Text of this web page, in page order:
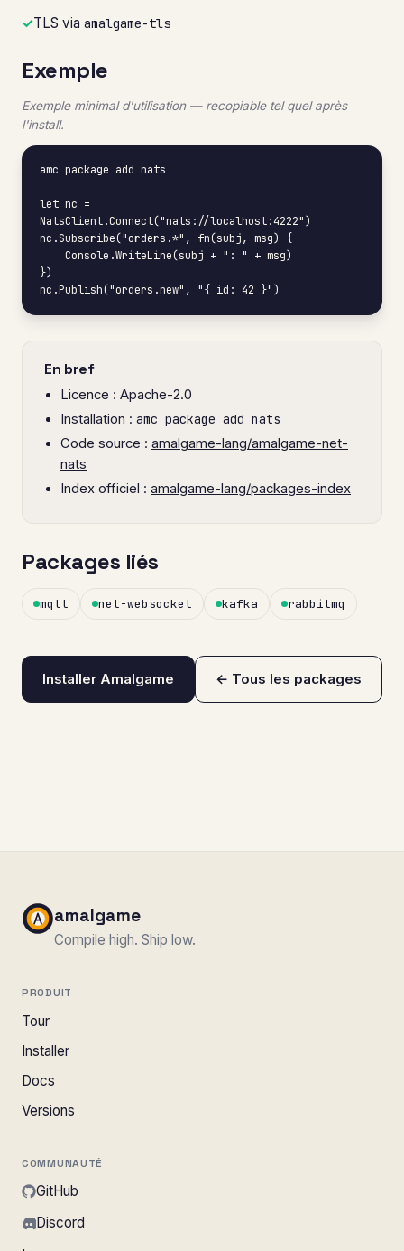
✓TLS via amalgame-tls
Exemple
Exemple minimal d'utilisation — recopiable tel quel après
l'install.
amc package add nats
let nc =
NatsClient.Connect("nats://localhost:4222")
nc.Subscribe("orders.*", fn(subj, msg) {
})
nc.Publish("orders.new", "{ id: 42 }")
En bref
Licence : Apache-2.0
Installation : amc package add nats
Code source : amalgame-lang/amalgame-net-
nats
Index officiel : amalgame-lang/packages-index
Packages liés
mqtt net-websocket kafka rabbitmq
Installer Amalgame ← Tous les packages
amalgame
Compile high. Ship low.
PRODUIT
Tour
Installer
Docs
Versions
COMMUNAUTÉ
GitHub
Discord